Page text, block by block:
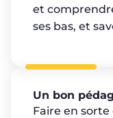
et
ses bas, et
Un bon
Faire en